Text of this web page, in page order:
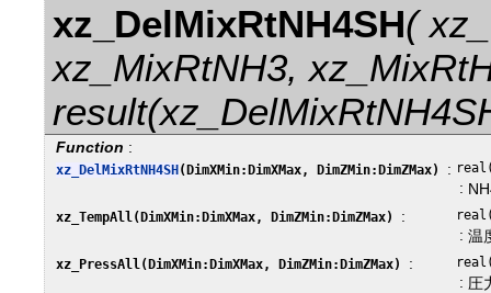
xz_DelMixRtNH4SH(
xz_MixRtNH3,
Function :
xz_DelMixRtNH4SH(DimXMin:DimXMax, DimZMin:DimZMax) :
:
xz_TempAll(DimXMin:DimXMax, DimZMin:DimZMax) :
: 温
xz_PressAll(DimXMin:DimXMax, DimZMin:DimZMax) :
: 圧